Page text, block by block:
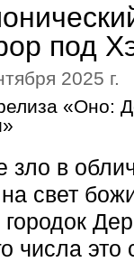
под
2025 г.
«Оно:
зло в
свет
городок
числа это